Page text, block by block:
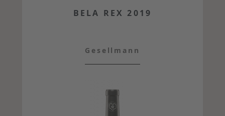
BELA REX 2019
Gesellmann